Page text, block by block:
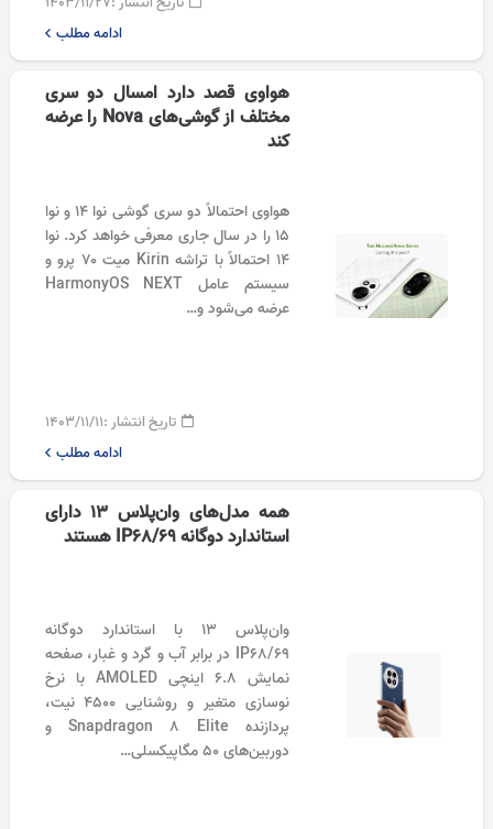
ادامه مطلب
هواوی قصد دارد امسال دو سری
مختلف از گوشی‌های Nova را عرضه
کند
هواوی احتمالاً دو سری گوشی نوا ۱۴ و نوا
۱۵ را در سال جاری معرفی خواهد کرد. نوا
۱۴ احتمالاً با تراشه Kirin میت ۷۰ پرو و
سیستم عامل HarmonyOS NEXT
عرضه می‌شود و…
تاریخ انتشار :۱۴۰۳/۱۱/۱۱
ادامه مطلب
همه مدل‌های وان‌پلاس 13 دارای
استاندارد دوگانه IP68/69 هستند
وان‌پلاس ۱۳ با استاندارد دوگانه
IP68/69 در برابر آب و گرد و غبار، صفحه
نمایش ۶.۸ اینچی AMOLED با نرخ
نوسازی متغیر و روشنایی ۴۵۰۰ نیت،
پردازنده Snapdragon 8 Elite و
دوربین‌های ۵۰ مگاپیکسلی…